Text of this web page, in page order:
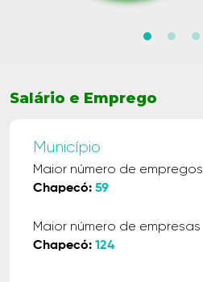
Salário e Emprego
Município
Maior número de empregos
Chapecó:59
Maior número de empresas
Chapecó:124